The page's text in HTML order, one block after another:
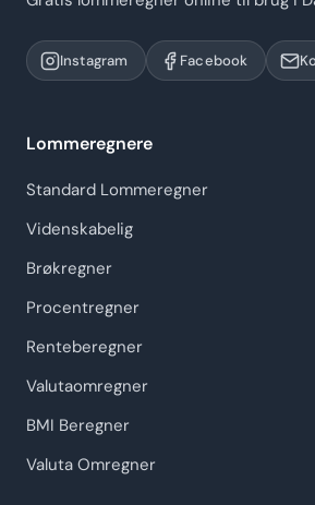
Instagram Facebook
Lommeregnere
Standard Lommeregner
Videnskabelig
Brøkregner
Procentregner
Renteberegner
Valutaomregner
BMI Beregner
Valuta Omregner